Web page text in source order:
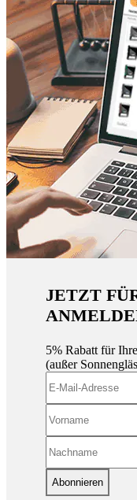
JETZT
5% Rabatt für
(außer
Abonnieren